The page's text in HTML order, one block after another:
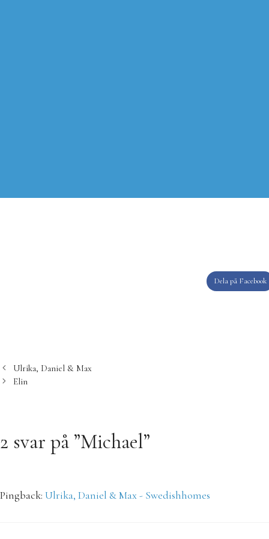
Dela på Facebook
Ulrika, Daniel & Max
Elin
2 svar på ”Michael”
Pingback: Ulrika, Daniel & Max - Swedishhomes